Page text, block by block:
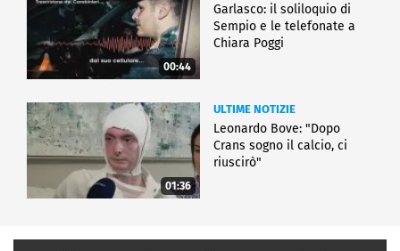
00:44
Garlasco: il soliloquio di
Sempio e le telefonate a
Chiara Poggi
01:36
ULTIME NOTIZIE
Leonardo Bove: "Dopo
Crans sogno il calcio, ci
riuscirò"